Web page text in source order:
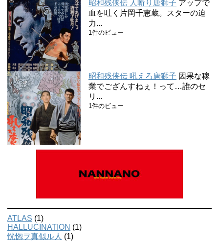
昭和残侠伝 人斬り唐獅子 アップで
血を吐く片岡千恵蔵。スターの迫
力...
1件のビュー
昭和残侠伝 吼えろ唐獅子 因果な稼
業でござんすねぇ！って…誰のセ
リ...
1件のビュー
ATLAS (1)
HALLUCINATION (1)
恍惚ヲ真似ル人 (1)